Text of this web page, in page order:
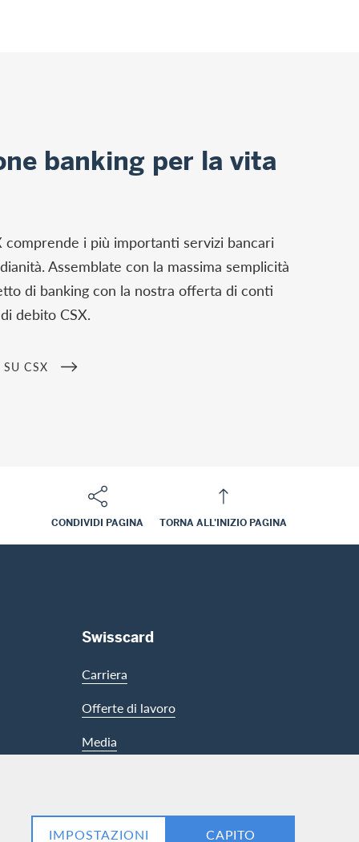
IMPOSTAZIONI CAPITO
banking per la vita
comprende i più importanti servizi bancari
Assemblate con la massima semplicità
di banking con la nostra offerta di conti
debito CSX.
CSX
CONDIVIDI PAGINA TORNA ALL'INIZIO PAGINA
Swisscard
Carriera
Offerte di lavoro
Media
LinkedInFacebook